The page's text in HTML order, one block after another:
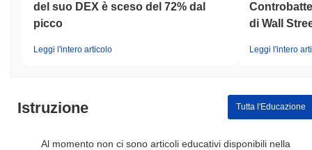
del suo DEX è sceso del 72% dal
picco
Leggi l'intero articolo
di Wall
Leggi l'intero
Istruzione Tutta l'Educazione
Al momento non ci sono articoli educativi disponibili nella